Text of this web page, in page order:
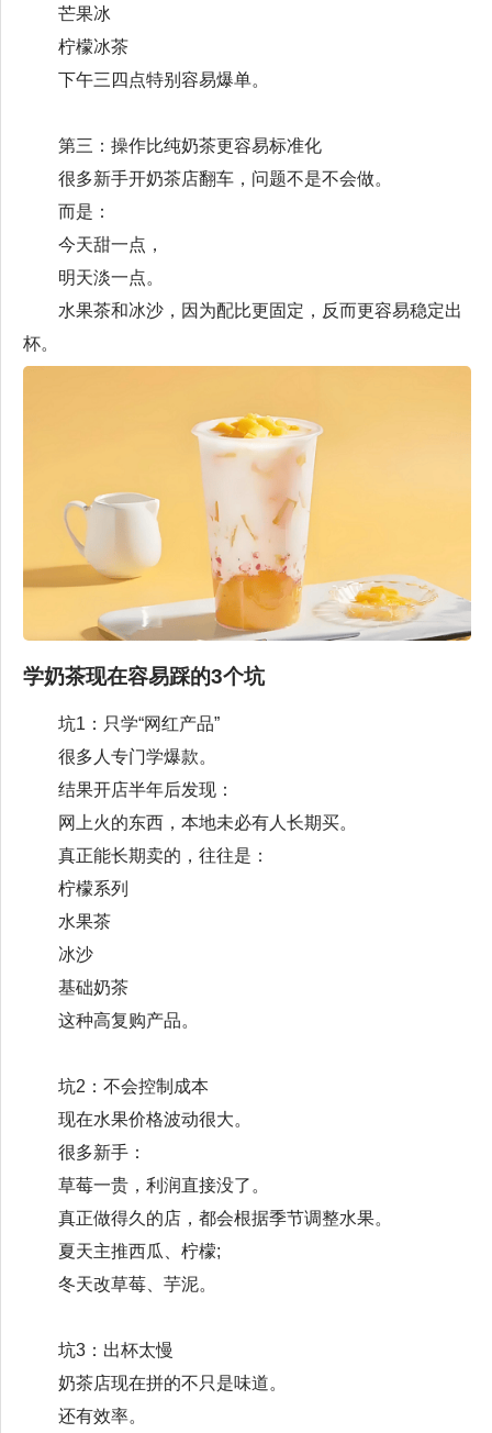
芒果冰
柠檬冰茶
下午三四点特别容易爆单。
第三：操作比纯奶茶更容易标准化
很多新手开奶茶店翻车，问题不是不会做。
而是：
今天甜一点，
明天淡一点。
水果茶和冰沙，因为配比更固定，反而更容易稳定出
杯。
学奶茶现在容易踩的3个坑
坑1：只学“网红产品”
很多人专门学爆款。
结果开店半年后发现：
网上火的东西，本地未必有人长期买。
真正能长期卖的，往往是：
柠檬系列
水果茶
冰沙
基础奶茶
这种高复购产品。
坑2：不会控制成本
现在水果价格波动很大。
很多新手：
草莓一贵，利润直接没了。
真正做得久的店，都会根据季节调整水果。
夏天主推西瓜、柠檬;
冬天改草莓、芋泥。
坑3：出杯太慢
奶茶店现在拼的不只是味道。
还有效率。